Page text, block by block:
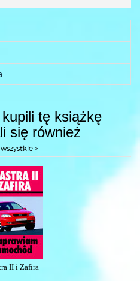
tę książkę
się również
>
II i Zafira